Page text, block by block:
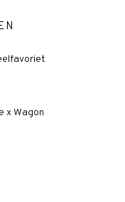
x Wagon